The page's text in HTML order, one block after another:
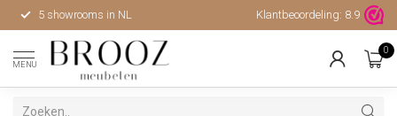
5 showrooms in NL Hoge kwaliteit, uitstekende
Klantbeoordeling: 8.9
MENU
0